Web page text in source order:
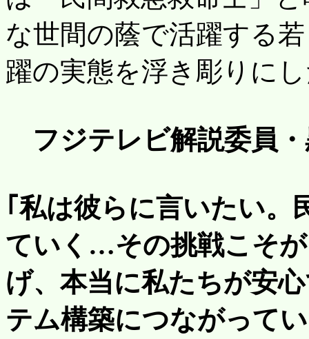
な世間の蔭で活躍する
躍の実態を浮き彫りに
フジテレビ解説委員
｢私は彼らに言いたい。
ていく…その挑戦こそ
げ、本当に私たちが安
テム構築につながって